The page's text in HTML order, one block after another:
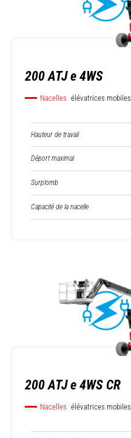
200 ATJ e 4WS
Nacelles élévatrices mobiles
Hauteur de travail
Déport maximal
Surplomb
Capacité de la nacelle
200 ATJ e 4WS CR
Nacelles élévatrices mobiles